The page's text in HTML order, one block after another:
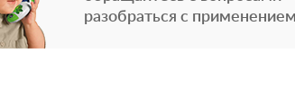
разобраться с